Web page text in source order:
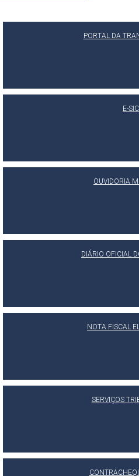
PORTAL DA
E-SIC
OUVIDORIA
DIÁRIO OFICIAL
NOTA FISCAL
SERVIÇOS